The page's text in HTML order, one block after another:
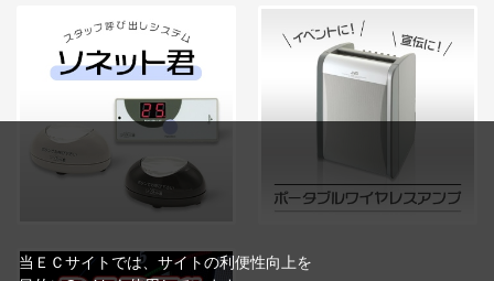
当ＥＣサイトでは、サイトの利便性向上を